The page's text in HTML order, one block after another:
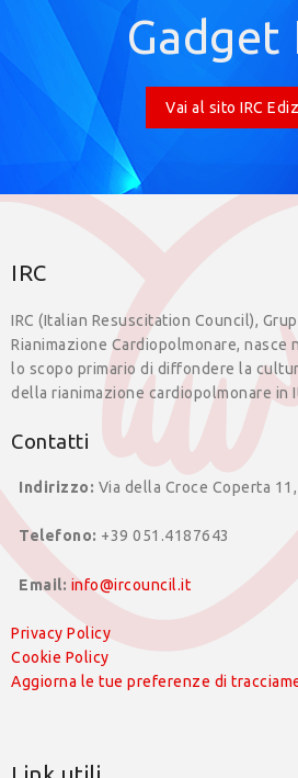
Gadget
Vai al sito IRC
IRC
IRC (Italian Resuscitation Council),
Rianimazione Cardiopolmonare, nasce
lo scopo primario di diffondere la
della rianimazione cardiopolmonare in
Contatti
Indirizzo: Via della Croce Coperta
Telefono: +39 051.4187643
Email: info@ircouncil.it
Privacy Policy
Cookie Policy
Aggiorna le tue preferenze di